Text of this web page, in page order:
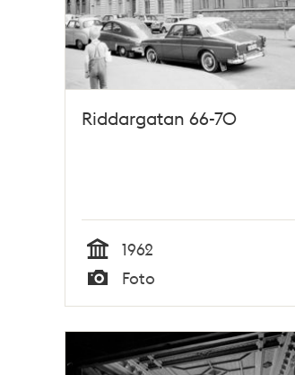
Riddargatan 66-70
Tid
1962
Typ
Foto